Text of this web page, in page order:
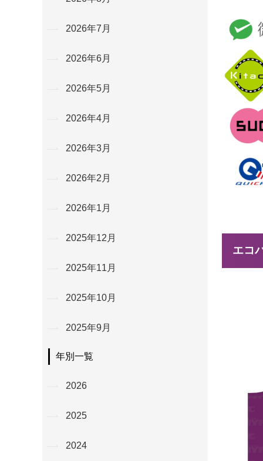
エコ
2026年7月
2026年6月
2026年5月
2026年4月
2026年3月
2026年2月
2026年1月
2025年12月
2025年11月
2025年10月
2025年9月
年別一覧
2026
2025
2024